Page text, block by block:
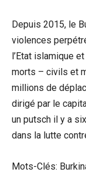
Depuis 2015, le
violences
l’Etat islamique
morts – civils et
millions de
dirigé par le
un putsch il y a
dans la lutte
Mots-Clés: